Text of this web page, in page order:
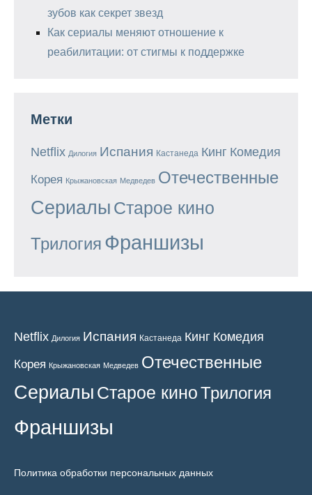
зубов как секрет звезд
Как сериалы меняют отношение к
реабилитации: от стигмы к поддержке
Метки
Netflix Дилогия Испания Кастанеда Кинг Комедия
Корея Крыжановская Медведев Отечественные
Сериалы Старое кино
Трилогия Франшизы
Netflix Дилогия Испания Кастанеда Кинг Комедия
Корея Крыжановская Медведев Отечественные
Сериалы Старое киноТрилогия
Франшизы
Политика обработки персональных данных